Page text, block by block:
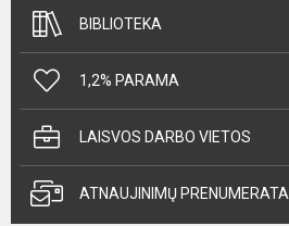
BIBLIOTEKA
1,2% PARAMA
LAISVOS DARBO VIETOS
ATNAUJINIMŲ PRENUMERATA